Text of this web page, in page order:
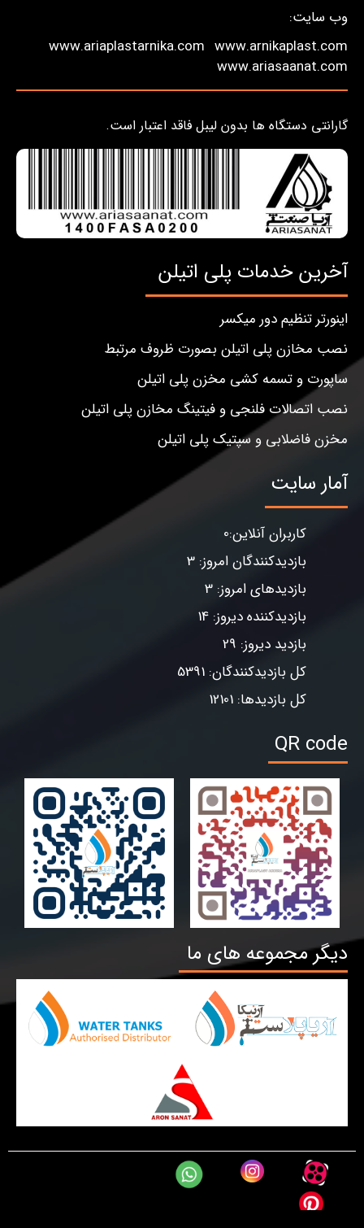
وب سایت:
www.arnikaplast.com
www.ariaplastarnika.com
www.ariasaanat.com
گارانتی دستگاه ها بدون لیبل فاقد اعتبار است.
آخرین خدمات پلی اتیلن
اینورتر تنظیم دور میکسر
نصب مخازن پلی اتیلن بصورت ظروف مرتبط
ساپورت و تسمه کشی مخزن پلی اتیلن
نصب اتصالات فلنجی و فیتینگ مخازن پلی اتیلن
مخزن فاضلابی و سپتیک پلی اتیلن
آمار سایت
کاربران آنلاین:0
بازدیدکنندگان امروز: 3
بازدیدهای امروز: 3
بازدیدکننده دیروز: 14
بازدید دیروز: 29
کل بازدیدکنندگان: 5391
کل بازدیدها: 12101
QR code
دیگر مجموعه های ما